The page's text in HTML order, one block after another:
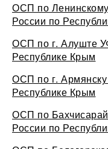
ОСП по
России по
ОСП по г. Алуште
Республике Крым
ОСП по г.
Республике Крым
ОСП по
России по